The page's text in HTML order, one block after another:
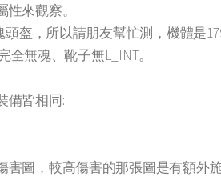
來觀察。
盔，所以請朋友幫忙測，機體是
全無魂、靴子無L_INT。
備皆相同:
害圖，較高傷害的那張圖是有額外